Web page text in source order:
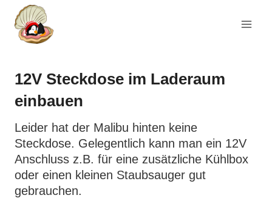
Zum
Inhalt
springen
12V Steckdose im Laderaum
einbauen
Leider hat der Malibu hinten keine
Steckdose. Gelegentlich kann man ein 12V
Anschluss z.B. für eine zusätzliche Kühlbox
oder einen kleinen Staubsauger gut
gebrauchen.